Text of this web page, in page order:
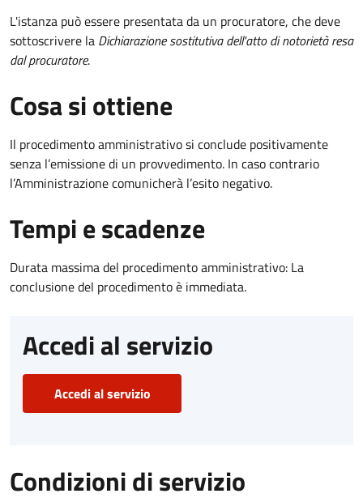
L'istanza può essere presentata da un procuratore, che deve
sottoscrivere la Dichiarazione sostitutiva dell'atto di notorietà resa
dal procuratore.
Cosa si ottiene
Il procedimento amministrativo si conclude positivamente
senza l’emissione di un provvedimento. In caso contrario
l’Amministrazione comunicherà l’esito negativo.
Tempi e scadenze
Durata massima del procedimento amministrativo: La
conclusione del procedimento è immediata.
Accedi al servizio
Accedi al servizio
Condizioni di servizio